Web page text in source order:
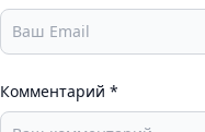
Комментарий *